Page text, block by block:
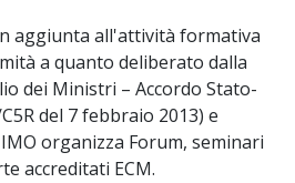
aggiunta all'attività formativa
a quanto deliberato dalla
dei Ministri – Accordo Stato-
del 7 febbraio 2013) e
organizza Forum, seminari
accreditati ECM.